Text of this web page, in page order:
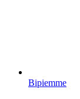
Bipiemme